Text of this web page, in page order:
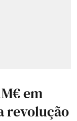
em
revolução